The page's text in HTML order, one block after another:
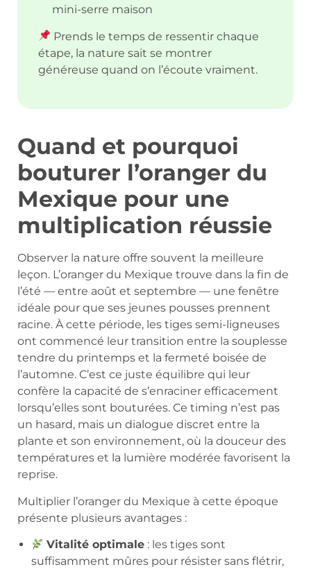
mini-serre maison
Prends le temps de ressentir chaque
étape, la nature sait se montrer
généreuse quand on l’écoute vraiment.
Quand et pourquoi
bouturer l’oranger du
Mexique pour une
multiplication réussie
Observer la nature offre souvent la meilleure
leçon. L’oranger du Mexique trouve dans la fin de
l’été — entre août et septembre — une fenêtre
idéale pour que ses jeunes pousses prennent
racine. À cette période, les tiges semi-ligneuses
ont commencé leur transition entre la souplesse
tendre du printemps et la fermeté boisée de
l’automne. C’est ce juste équilibre qui leur
confère la capacité de s’enraciner efficacement
lorsqu’elles sont bouturées. Ce timing n’est pas
un hasard, mais un dialogue discret entre la
plante et son environnement, où la douceur des
températures et la lumière modérée favorisent la
reprise.
Multiplier l’oranger du Mexique à cette époque
présente plusieurs avantages :
Vitalité optimale : les tiges sont
suffisamment mûres pour résister sans flétrir,